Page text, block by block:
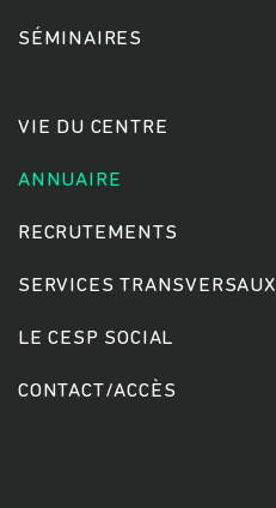
SÉMINAIRES
VIE DU CENTRE
ANNUAIRE
RECRUTEMENTS
SERVICES TRANSVERSAUX
LE CESP SOCIAL
CONTACT/ACCÈS